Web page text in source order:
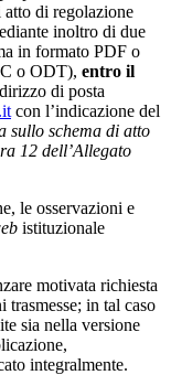
di regolazione
inoltro di due
in formato PDF o
o ODT), entro il
di posta
con l’indicazione del
sullo schema di atto
12 dell’Allegato
le osservazioni e
istituzionale
motivata richiesta
trasmesse; in tal caso
sia nella versione
integralmente.